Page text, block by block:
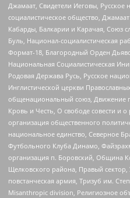
Джамаат, Свидетели Иеговы,
социалистическое общество,
Кабарды, Балкарии и Карачая, Союз
Буль, Национал-социалистическая
Формат-18, Благородный Орден
Национальная Социалистическая
Родовая Держава Русь, Русское
Инглистической церкви
общенациональный союз, Движение
Кровь и Честь, О свободе совести и
организация общественного
национальное единство, Северное
Футбольного Клуба Динамо,
организация п. Боровский, Община
Щелковского района, Правый
повстанческая армия, Тризуб им.
Misanthropic division, Религиозное